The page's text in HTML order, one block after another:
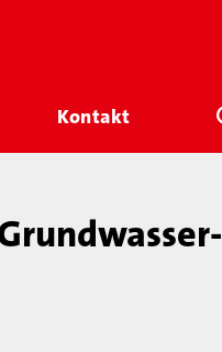
Kontakt